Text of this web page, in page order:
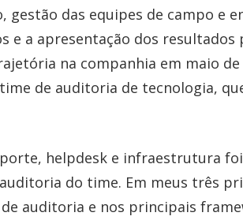
das equipes de campo e
a apresentação dos resultados
na companhia em maio
de auditoria de tecnologia,
helpdesk e infraestrutura
do time. Em meus três
auditoria e nos principais